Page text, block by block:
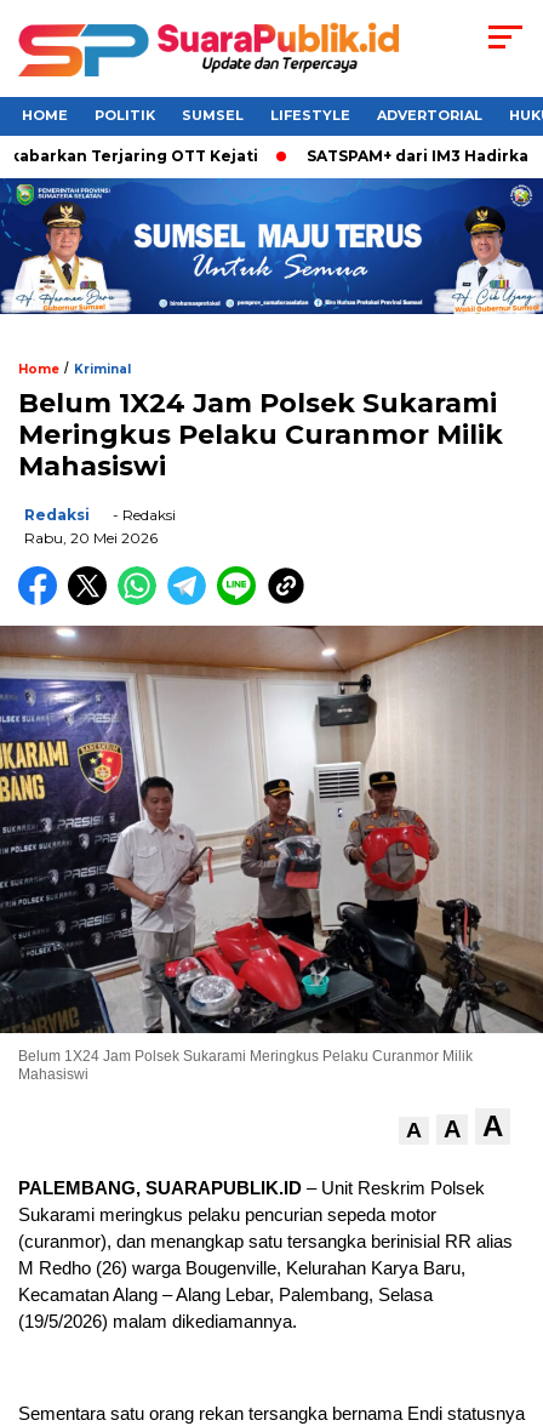
HOME POLITIK SUMSEL LIFESTYLE ADVERTORIAL
Terjaring OTT Kejati SATSPAM+ dari IM3 Hadirkan
Home / Kriminal
Belum 1X24 Jam Polsek Sukarami
Meringkus Pelaku Curanmor Milik
Mahasiswi
Redaksi
- Redaksi
Rabu, 20 Mei 2026
Belum 1X24 Jam Polsek Sukarami Meringkus Pelaku Curanmor Milik
Mahasiswi
A A A
PALEMBANG, SUARAPUBLIK.ID – Unit Reskrim Polsek
Sukarami meringkus pelaku pencurian sepeda motor
(curanmor), dan menangkap satu tersangka berinisial RR alias
M Redho (26) warga Bougenville, Kelurahan Karya Baru,
Kecamatan Alang – Alang Lebar, Palembang, Selasa
(19/5/2026) malam dikediamannya.
Sementara satu orang rekan tersangka bernama Endi statusnya